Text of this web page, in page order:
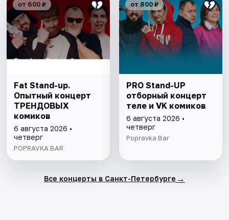
от 600 ₽
Fat Stand-up.
Опытный концерт
ТРЕНДОВЫХ
комиков
6 августа 2026 •
четверг
POPRAVKA BAR
от 800 ₽
PRO Stand-UP
отборный концерт
теле и VK комиков
6 августа 2026 •
четверг
Popravka Bar
Все концерты в Санкт-Петербурге →